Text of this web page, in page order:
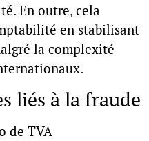
En outre, cela
en stabilisant
la complexité
liés à la fraude
de TVA